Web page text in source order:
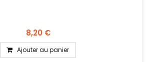
8,20 €
Ajouter au panier